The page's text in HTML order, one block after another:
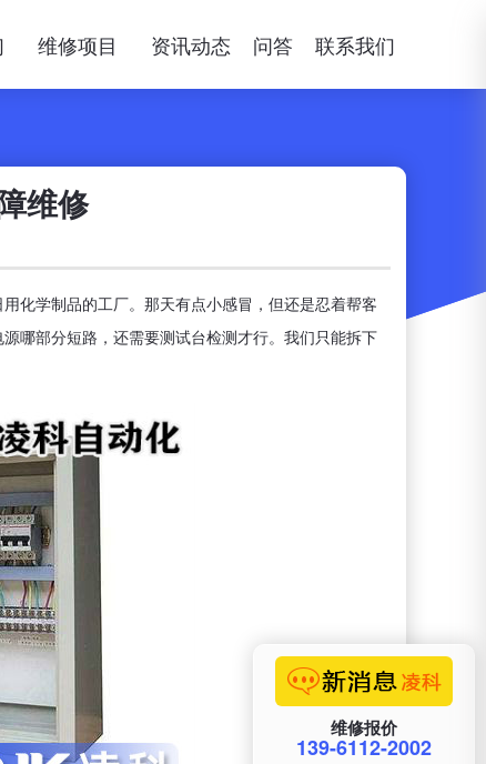
维修项目 资讯动态 问答 联系我们
维修
化学制品的工厂。那天有点小感冒，但还是忍着帮客
哪部分短路，还需要测试台检测才行。我们只能拆下
维修报价
139-6112-2002